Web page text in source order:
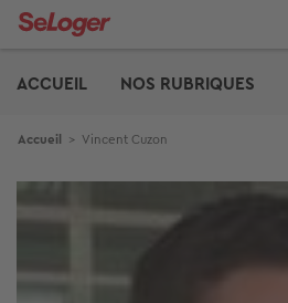
Aller
ACCUEIL
NOS RUBRIQUES
Fil d'Ariane
Accueil > Vincent Cuzon